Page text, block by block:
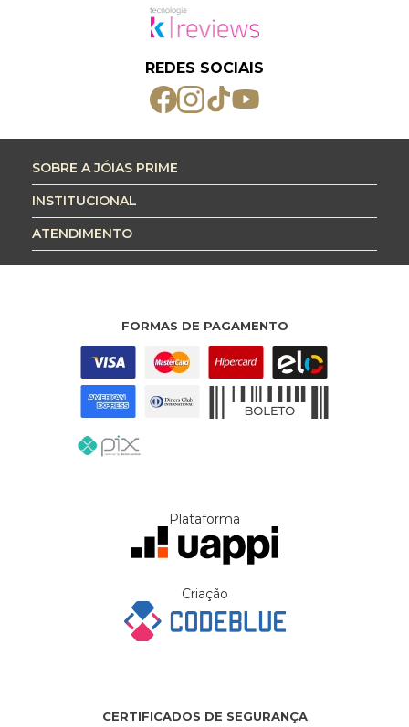
REDES SOCIAIS
SOBRE A JÓIAS PRIME
INSTITUCIONAL
ATENDIMENTO
FORMAS DE PAGAMENTO
Plataforma
Criação
CERTIFICADOS DE SEGURANÇA